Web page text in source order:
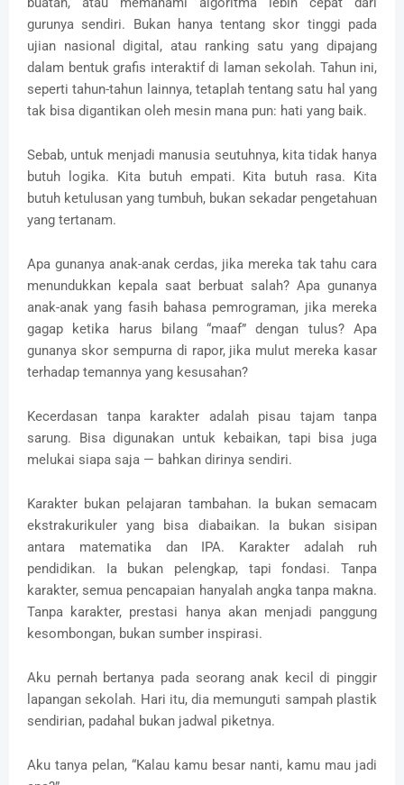
gurunya sendiri. Bukan hanya tentang skor tinggi pada
ujian nasional digital, atau ranking satu yang dipajang
dalam bentuk grafis interaktif di laman sekolah. Tahun ini,
seperti tahun-tahun lainnya, tetaplah tentang satu hal yang
tak bisa digantikan oleh mesin mana pun: hati yang baik.
Sebab, untuk menjadi manusia seutuhnya, kita tidak hanya
butuh logika. Kita butuh empati. Kita butuh rasa. Kita
butuh ketulusan yang tumbuh, bukan sekadar pengetahuan
yang tertanam.
Apa gunanya anak-anak cerdas, jika mereka tak tahu cara
menundukkan kepala saat berbuat salah? Apa gunanya
anak-anak yang fasih bahasa pemrograman, jika mereka
gagap ketika harus bilang “maaf” dengan tulus? Apa
gunanya skor sempurna di rapor, jika mulut mereka kasar
terhadap temannya yang kesusahan?
Kecerdasan tanpa karakter adalah pisau tajam tanpa
sarung. Bisa digunakan untuk kebaikan, tapi bisa juga
melukai siapa saja — bahkan dirinya sendiri.
Karakter bukan pelajaran tambahan. Ia bukan semacam
ekstrakurikuler yang bisa diabaikan. Ia bukan sisipan
antara matematika dan IPA. Karakter adalah ruh
pendidikan. Ia bukan pelengkap, tapi fondasi. Tanpa
karakter, semua pencapaian hanyalah angka tanpa makna.
Tanpa karakter, prestasi hanya akan menjadi panggung
kesombongan, bukan sumber inspirasi.
Aku pernah bertanya pada seorang anak kecil di pinggir
lapangan sekolah. Hari itu, dia memunguti sampah plastik
sendirian, padahal bukan jadwal piketnya.
Aku tanya pelan, “Kalau kamu besar nanti, kamu mau jadi